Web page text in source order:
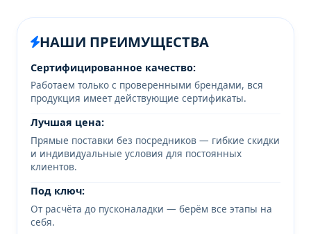
НАШИ ПРЕИМУЩЕСТВА
Сертифицированное качество:
Работаем только с проверенными брендами, вся
продукция имеет действующие сертификаты.
Лучшая цена:
Прямые поставки без посредников — гибкие скидки
и индивидуальные условия для постоянных
клиентов.
Под ключ:
От расчёта до пусконаладки — берём все этапы на
себя.